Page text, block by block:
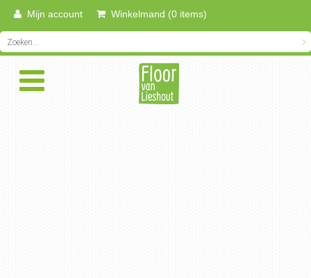
Mijn account Winkelmand (0 items)